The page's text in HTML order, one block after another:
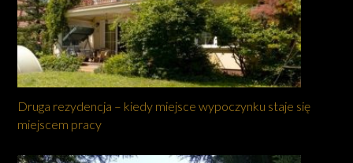
Druga rezydencja – kiedy miejsce wypoczynku staje się
miejscem pracy